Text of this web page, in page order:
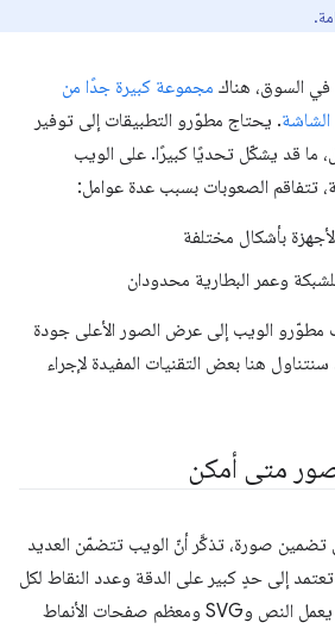
في السوق، هناك مجموعة كبيرة جدًا من
. يحتاج مطوّرو التطبيقات إلى توفير
ما قد يشكّل تحديًا كبيرًا. على الويب
تتفاقم الصعوبات بسبب عدة عوامل:
بأشكال مختلفة
وعمر البطارية محدودان
مطوّرو الويب إلى عرض الصور الأعلى جودة
هنا بعض التقنيات المفيدة لإجراء
متى أمكن
تضمين صورة، تذكَّر أنّ الويب تتضمّن العديد
تعتمد إلى حدٍ كبير على الدقة وعدد النقاط لكل
بوصة. على وجه التحديد، يعمل النص وSVG ومعظم صفحات الأنماط